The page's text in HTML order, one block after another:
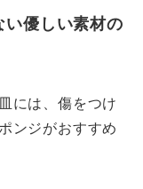
い優しい素材の
には、傷をつけ
ンジがおすすめ